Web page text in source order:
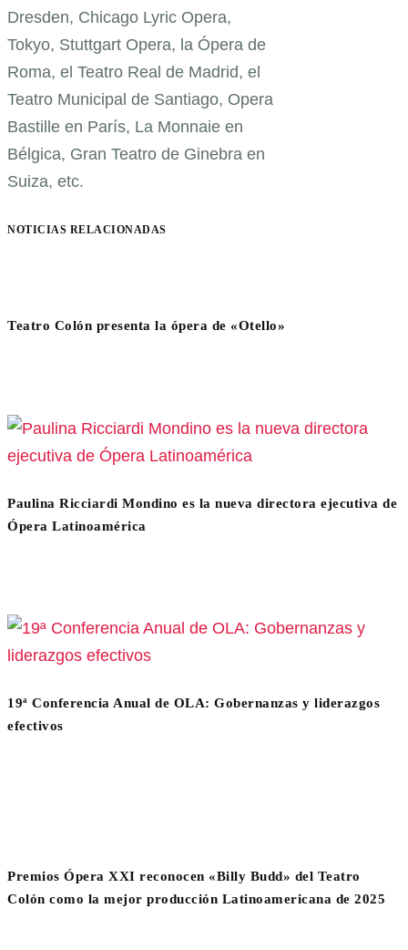
Dresden, Chicago Lyric Opera,
Tokyo, Stuttgart Opera, la Ópera de
Roma, el Teatro Real de Madrid, el
Teatro Municipal de Santiago, Opera
Bastille en París, La Monnaie en
Bélgica, Gran Teatro de Ginebra en
Suiza, etc.
NOTICIAS RELACIONADAS
Teatro Colón presenta la ópera de «Otello»
Paulina Ricciardi Mondino es la nueva directora ejecutiva de
Ópera Latinoamérica
19ª Conferencia Anual de OLA: Gobernanzas y liderazgos
efectivos
Premios Ópera XXI reconocen «Billy Budd» del Teatro
Colón como la mejor producción Latinoamericana de 2025